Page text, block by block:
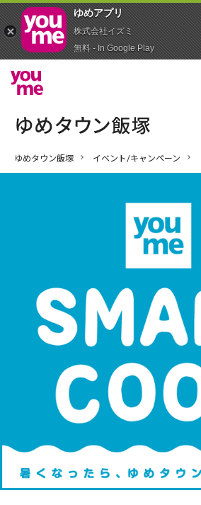
ゆめタウン飯塚 イベント/キャンペーン
ゆめアプ‪リ‬
株式会社イズミ
無料 - In Google Play